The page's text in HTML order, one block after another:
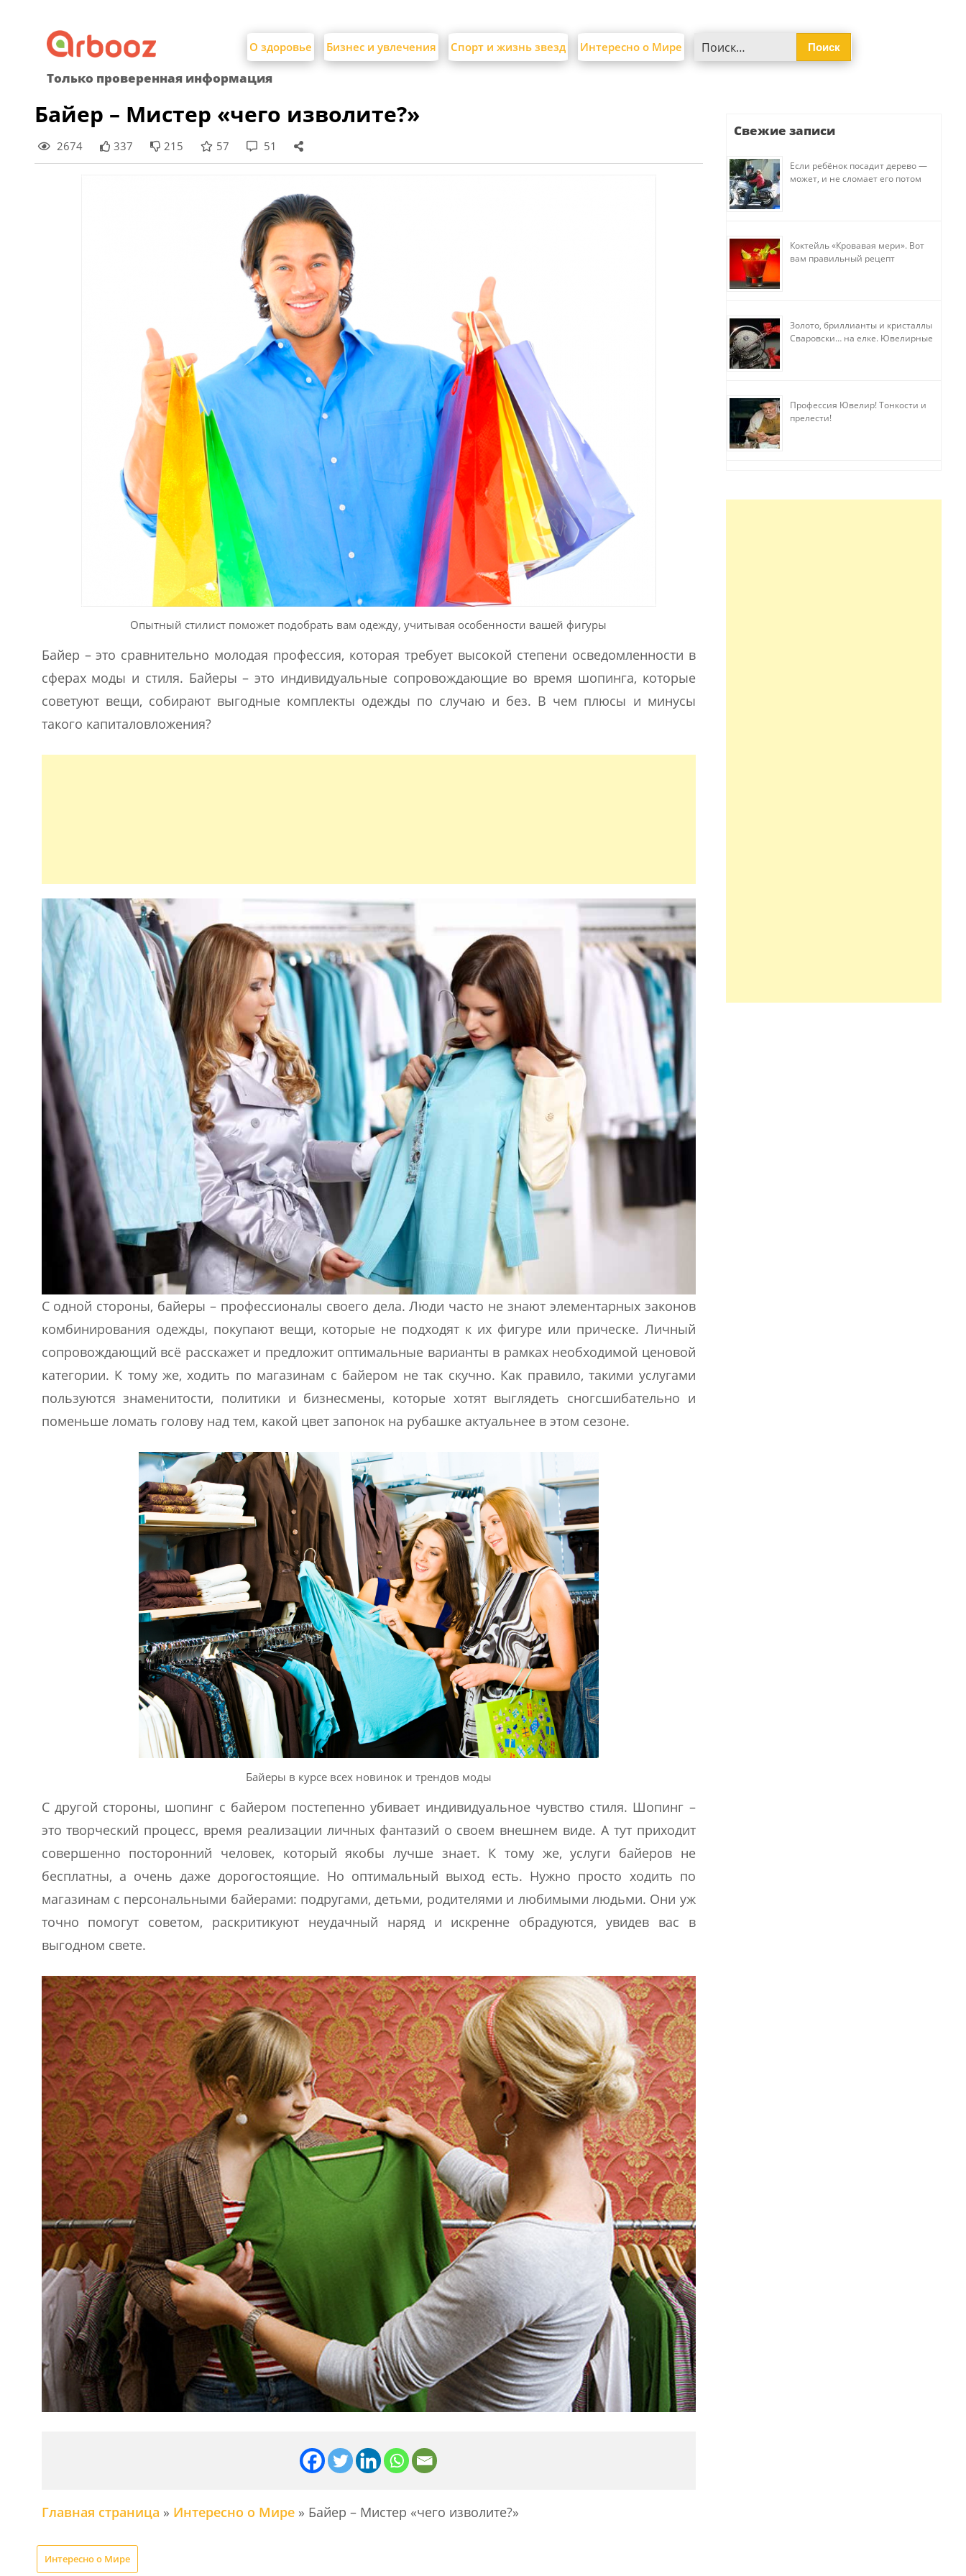
content
О здоровье Бизнес и увлечения Спорт и жизнь звезд Интересно о Мире
Только проверенная информация
Байер – Мистер «чего изволите?»
2674 337 215 57 51
Опытный стилист поможет подобрать вам одежду, учитывая особенности вашей фигуры
Байер – это сравнительно молодая профессия, которая требует высокой степени осведомленности в
сферах моды и стиля. Байеры – это индивидуальные сопровождающие во время шопинга, которые
советуют вещи, собирают выгодные комплекты одежды по случаю и без. В чем плюсы и минусы
такого капиталовложения?
С одной стороны, байеры – профессионалы своего дела. Люди часто не знают элементарных законов
комбинирования одежды, покупают вещи, которые не подходят к их фигуре или прическе. Личный
сопровождающий всё расскажет и предложит оптимальные варианты в рамках необходимой ценовой
категории. К тому же, ходить по магазинам с байером не так скучно. Как правило, такими услугами
пользуются знаменитости, политики и бизнесмены, которые хотят выглядеть сногсшибательно и
поменьше ломать голову над тем, какой цвет запонок на рубашке актуальнее в этом сезоне.
Байеры в курсе всех новинок и трендов моды
С другой стороны, шопинг с байером постепенно убивает индивидуальное чувство стиля. Шопинг –
это творческий процесс, время реализации личных фантазий о своем внешнем виде. А тут приходит
совершенно посторонний человек, который якобы лучше знает. К тому же, услуги байеров не
бесплатны, а очень даже дорогостоящие. Но оптимальный выход есть. Нужно просто ходить по
магазинам с персональными байерами: подругами, детьми, родителями и любимыми людьми. Они уж
точно помогут советом, раскритикуют неудачный наряд и искренне обрадуются, увидев вас в
выгодном свете.
Главная страница » Интересно о Мире» Байер – Мистер «чего изволите?»
Интересно о Мире
Свежие записи
Если ребёнок посадит дерево —
может, и не сломает его потом
Коктейль «Кровавая мери». Вот
вам правильный рецепт
Золото, бриллианты и кристаллы
Сваровски… на елке. Ювелирные
Профессия Ювелир! Тонкости и
прелести!